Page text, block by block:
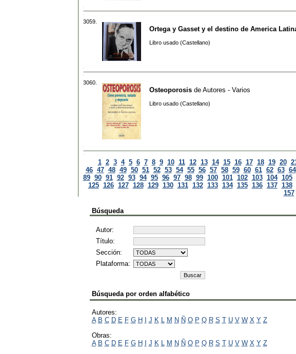
3059.
Ortega y Gasset y el destino de America
Libro usado (Castellano)
3060.
Osteoporosis de Autores - Varios
Libro usado (Castellano)
1 2 3 4 5 6 7 8 9 10 11 12 13 14 15 16 17 18 19 20
46 47 48 49 50 51 52 53 54 55 56 57 58 59 60 61 62 63 64
89 90 91 92 93 94 95 96 97 98 99 100 101 102 103 104 105
125 126 127 128 129 130 131 132 133 134 135 136 137 138
157
Búsqueda
Autor:
Título:
Sección:
Plataforma:
Búsqueda por orden alfabético
Autores:
A B C D E F G H I J K L M N Ñ O P Q R S T U V W X Y Z
Obras:
A B C D E F G H I J K L M N Ñ O P Q R S T U V W X Y Z